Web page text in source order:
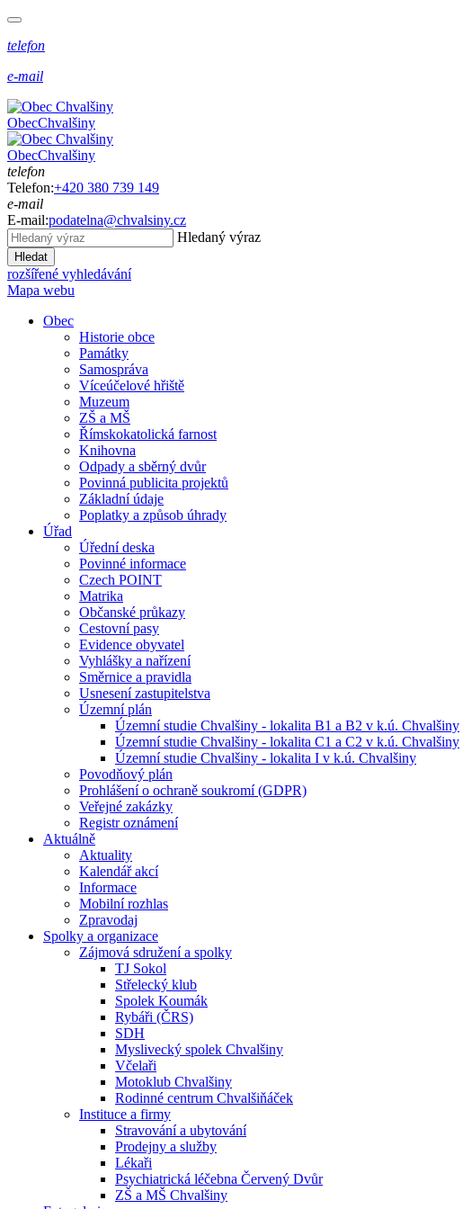
telefon
e-mail
ObecChvalšiny
ObecChvalšiny
telefon
Telefon:+420 380 739 149
e-mail
E-mail:podatelna@chvalsiny.cz
Hledaný výraz
Hledat
rozšířené vyhledávání
Mapa webu
Obec
Historie obce
Památky
Samospráva
Víceúčelové hřiště
Muzeum
ZŠ a MŠ
Římskokatolická farnost
Knihovna
Odpady a sběrný dvůr
Povinná publicita projektů
Základní údaje
Poplatky a způsob úhrady
Úřad
Úřední deska
Povinné informace
Czech POINT
Matrika
Občanské průkazy
Cestovní pasy
Evidence obyvatel
Vyhlášky a nařízení
Směrnice a pravidla
Usnesení zastupitelstva
Územní plán
Územní studie Chvalšiny - lokalita B1 a B2 v k.ú. Chvalšiny
Územní studie Chvalšiny - lokalita C1 a C2 v k.ú. Chvalšiny
Územní studie Chvalšiny - lokalita I v k.ú. Chvalšiny
Povodňový plán
Prohlášení o ochraně soukromí (GDPR)
Veřejné zakázky
Registr oznámení
Aktuálně
Aktuality
Kalendář akcí
Informace
Mobilní rozhlas
Zpravodaj
Spolky a organizace
Zájmová sdružení a spolky
TJ Sokol
Střelecký klub
Spolek Koumák
Rybáři (ČRS)
SDH
Myslivecký spolek Chvalšiny
Včelaři
Motoklub Chvalšiny
Rodinné centrum Chvalšiňáček
Instituce a firmy
Stravování a ubytování
Prodejny a služby
Lékaři
Psychiatrická léčebna Červený Dvůr
ZŠ a MŠ Chvalšiny